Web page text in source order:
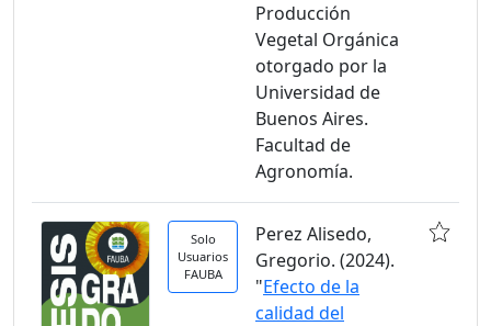
Producción
Vegetal Orgánica
otorgado por la
Universidad de
Buenos Aires.
Facultad de
Agronomía.
Solo
Usuarios
FAUBA
Perez Alisedo,
Gregorio. (2024).
"Efecto de la
calidad del